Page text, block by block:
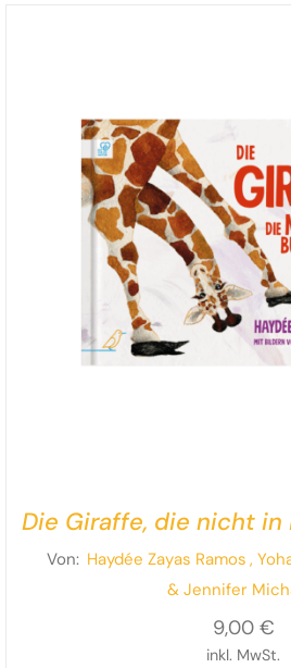
Die Giraffe, die nicht in
Von: Haydée Zayas Ramos ,
& Jennifer
9,00 €
inkl. MwSt.